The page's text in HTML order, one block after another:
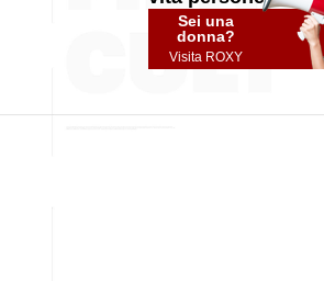
Sei una
donna?
Visita ROXY